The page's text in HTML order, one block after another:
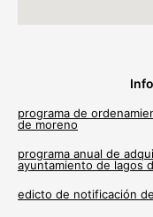
programa de
de moreno
programa anual de
ayuntamiento de lagos
edicto de notificación